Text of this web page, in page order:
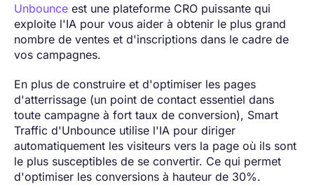
Unbounce est une plateforme CRO puissante qui
exploite l'IA pour vous aider à obtenir le plus grand
nombre de ventes et d'inscriptions dans le cadre de
vos campagnes.
En plus de construire et d'optimiser les pages
d'atterrissage (un point de contact essentiel dans
toute campagne à fort taux de conversion), Smart
Traffic d'Unbounce utilise l'IA pour diriger
automatiquement les visiteurs vers la page où ils sont
le plus susceptibles de se convertir. Ce qui permet
d'optimiser les conversions à hauteur de 30%.